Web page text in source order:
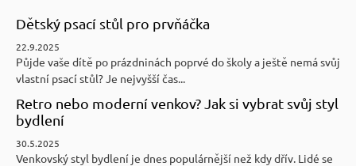
Dětský psací stůl pro prvňáčka
22.9.2025
Půjde vaše dítě po prázdninách poprvé do školy a ještě nemá svůj
vlastní psací stůl? Je nejvyšší čas...
Retro nebo moderní venkov? Jak si vybrat svůj styl
bydlení
30.5.2025
Venkovský styl bydlení je dnes populárnější než kdy dřív. Lidé se